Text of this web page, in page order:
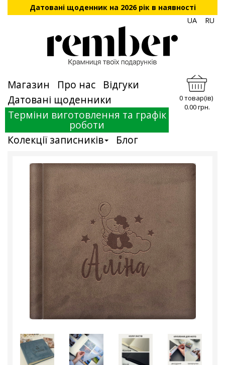
Датовані щоденник на 2026 рік в наявності
UA
RU
Магазин Про нас
Відгуки
Датовані щоденники
Терміни виготовлення та графік
роботи
Колекції записників
Блог
0 товар(ів)
0.00 грн.